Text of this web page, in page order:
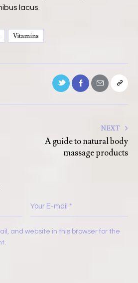
lacus.
Vitamins
NEXT
A guide to natural body
massage products
and website in this browser for the